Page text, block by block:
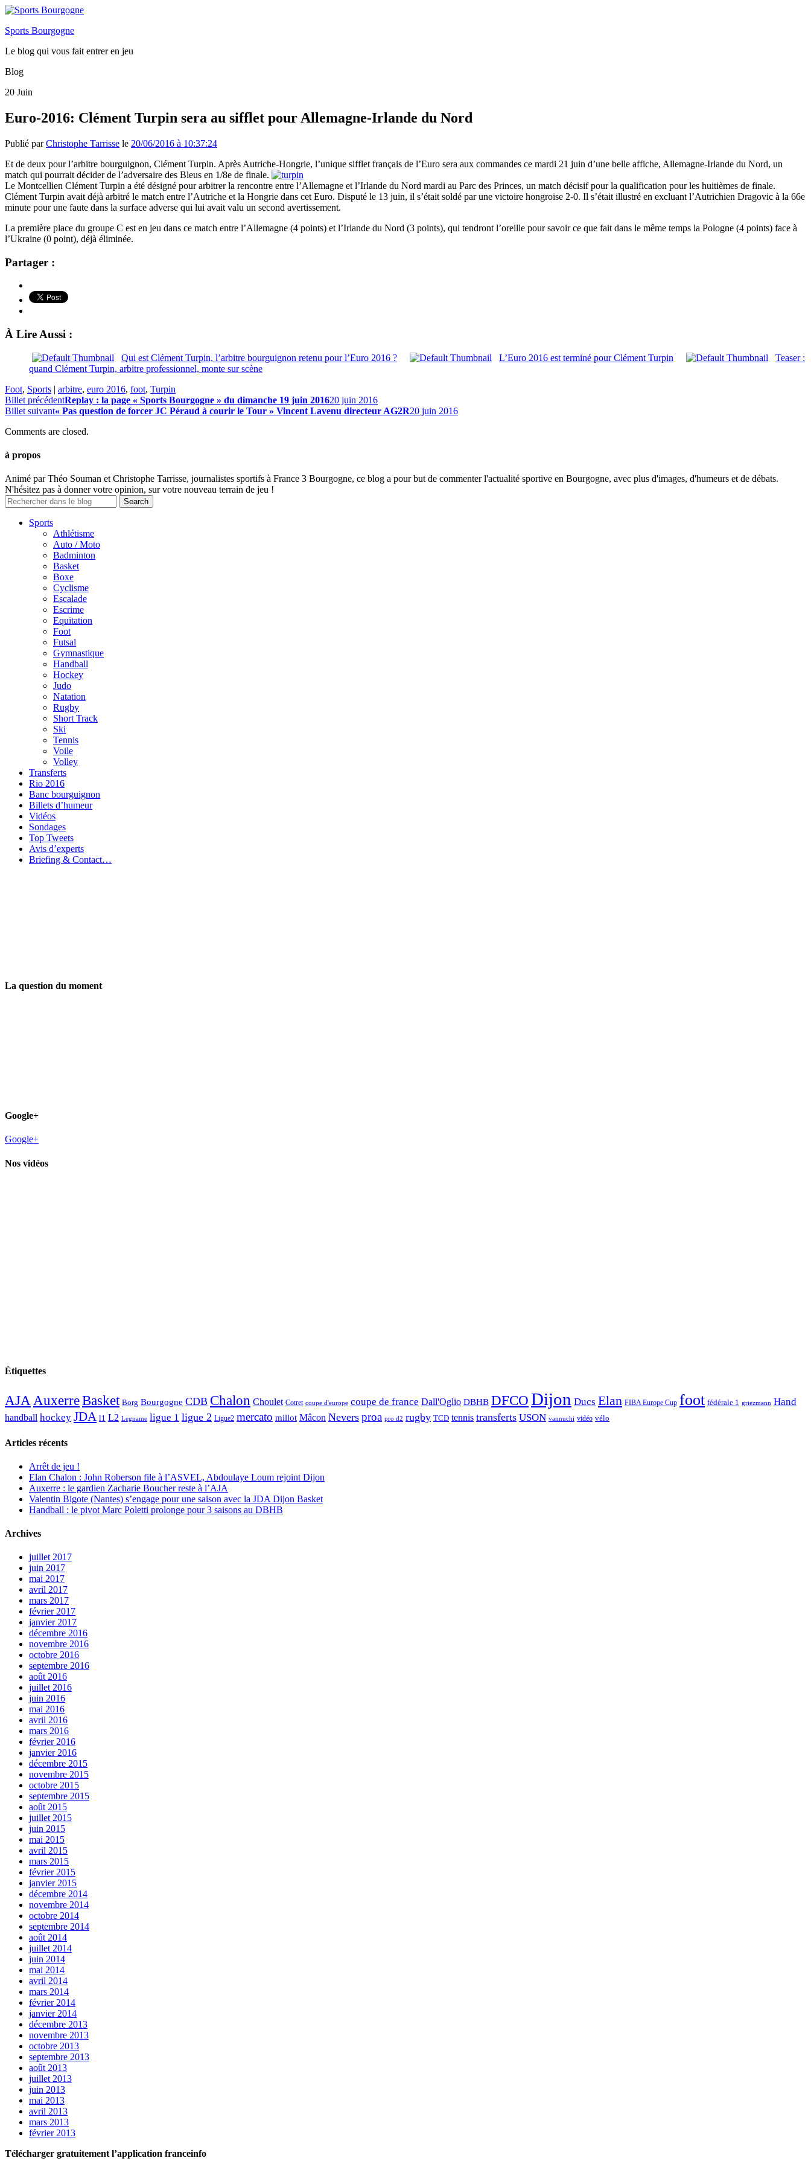
Sports Bourgogne
Le blog qui vous fait entrer en jeu
Blog
20 Juin
Euro-2016: Clément Turpin sera au sifflet pour Allemagne-Irlande du Nord
Publié parChristophe Tarrisse le 20/06/2016 à 10:37:24
Et de deux pour l’arbitre bourguignon, Clément Turpin. Après Autriche-Hongrie, l’unique sifflet français de l’Euro sera aux commandes ce mardi 21 juin d’une belle affiche, Allemagne-Irlande du Nord, un
match qui pourrait décider de l’adversaire des Bleus en 1/8e de finale.
Le Montcellien Clément Turpin a été désigné pour arbitrer la rencontre entre l’Allemagne et l’Irlande du Nord mardi au Parc des Princes, un match décisif pour la qualification pour les huitièmes de finale.
Clément Turpin avait déjà arbitré le match entre l’Autriche et la Hongrie dans cet Euro. Disputé le 13 juin, il s’était soldé par une victoire hongroise 2-0. Il s’était illustré en excluant l’Autrichien Dragovic à la 66e
minute pour une faute dans la surface adverse qui lui avait valu un second avertissement.
La première place du groupe C est en jeu dans ce match entre l’Allemagne (4 points) et l’Irlande du Nord (3 points), qui tendront l’oreille pour savoir ce que fait dans le même temps la Pologne (4 points) face à
l’Ukraine (0 point), déjà éliminée.
Partager :
À Lire Aussi :
Qui est Clément Turpin, l’arbitre bourguignon retenu pour l’Euro 2016 ? L’Euro 2016 est terminé pour Clément Turpin
Teaser :
quand Clément Turpin, arbitre professionnel, monte sur scène
Foot, Sports | arbitre, euro 2016, foot, Turpin
Billet précédentReplay : la page « Sports Bourgogne » du dimanche 19 juin 201620 juin 2016
Billet suivant« Pas question de forcer JC Péraud à courir le Tour » Vincent Lavenu directeur AG2R20 juin 2016
Comments are closed.
à propos
Animé par Théo Souman et Christophe Tarrisse, journalistes sportifs à France 3 Bourgogne, ce blog a pour but de commenter l'actualité sportive en Bourgogne, avec plus d'images, d'humeurs et de débats.
N'hésitez pas à donner votre opinion, sur votre nouveau terrain de jeu !
Sports
Athlétisme
Auto / Moto
Badminton
Basket
Boxe
Cyclisme
Escalade
Escrime
Equitation
Foot
Futsal
Gymnastique
Handball
Hockey
Judo
Natation
Rugby
Short Track
Ski
Tennis
Voile
Volley
Transferts
Rio 2016
Banc bourguignon
Billets d’humeur
Vidéos
Sondages
Top Tweets
Avis d’experts
Briefing & Contact…
La question du moment
Google+
Google+
Nos vidéos
Étiquettes
AJAAuxerreBasket Borg Bourgogne CDB Chalon Choulet Cotret coupe d'europe coupe de france Dall'Oglio DBHB DFCODijon Ducs Elan FIBA Europe Cup foot fédérale 1 griezmann Hand
handball hockey JDA l1 L2 Legname ligue 1 ligue 2 Ligue2 mercato millot Mâcon Nevers proa pro d2 rugby TCD tennis transferts USON vannuchi vidéo vélo
Articles récents
Arrêt de jeu !
Elan Chalon : John Roberson file à l’ASVEL, Abdoulaye Loum rejoint Dijon
Auxerre : le gardien Zacharie Boucher reste à l’AJA
Valentin Bigote (Nantes) s’engage pour une saison avec la JDA Dijon Basket
Handball : le pivot Marc Poletti prolonge pour 3 saisons au DBHB
Archives
juillet 2017
juin 2017
mai 2017
avril 2017
mars 2017
février 2017
janvier 2017
décembre 2016
novembre 2016
octobre 2016
septembre 2016
août 2016
juillet 2016
juin 2016
mai 2016
avril 2016
mars 2016
février 2016
janvier 2016
décembre 2015
novembre 2015
octobre 2015
septembre 2015
août 2015
juillet 2015
juin 2015
mai 2015
avril 2015
mars 2015
février 2015
janvier 2015
décembre 2014
novembre 2014
octobre 2014
septembre 2014
août 2014
juillet 2014
juin 2014
mai 2014
avril 2014
mars 2014
février 2014
janvier 2014
décembre 2013
novembre 2013
octobre 2013
septembre 2013
août 2013
juillet 2013
juin 2013
mai 2013
avril 2013
mars 2013
février 2013
Télécharger gratuitement l’application franceinfo